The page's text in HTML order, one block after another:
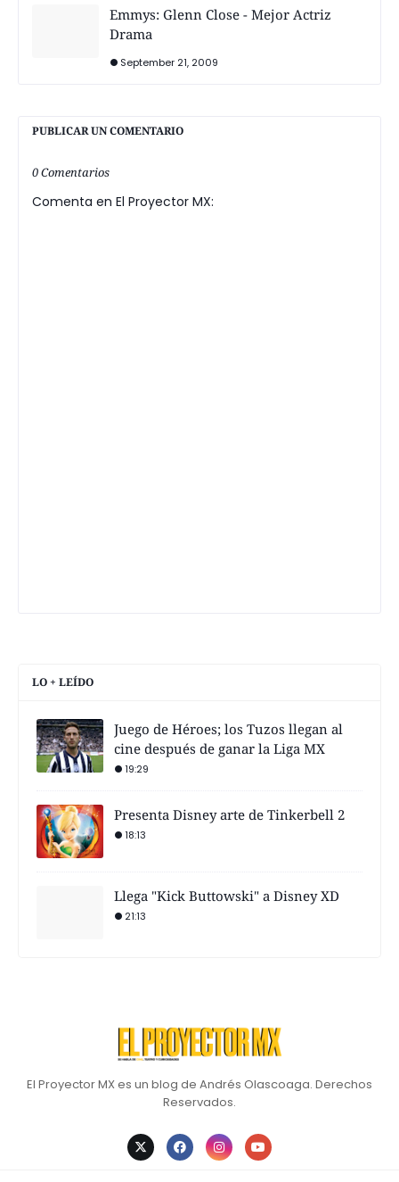
Emmys: Glenn Close - Mejor Actriz
Drama
September 21, 2009
PUBLICAR UN COMENTARIO
0 Comentarios
Comenta en El Proyector MX:
LO + LEÍDO
Juego de Héroes; los Tuzos llegan al
cine después de ganar la Liga MX
19:29
Presenta Disney arte de Tinkerbell 2
18:13
Llega "Kick Buttowski" a Disney XD
21:13
El Proyector MX es un blog de Andrés Olascoaga. Derechos
Reservados.